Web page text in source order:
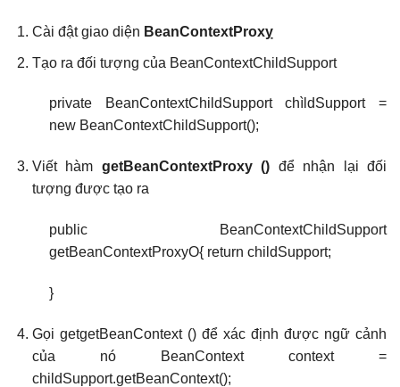
Cài đật giao diện BeanContextProxỵ
Tạo ra đối tượng của BeanContextChildSupport
private BeanContextChildSupport chìldSupport =
new BeanContextChildSupport();
Viết hàm getBeanContextProxy () để nhận lại đối
tượng được tạo ra
public BeanContextChildSupport
getBeanContextProxyO{ return childSupport;
}
Gọi getgetBeanContext () để xác định được ngữ cảnh
của nó BeanContext context =
childSupport.getBeanContext();